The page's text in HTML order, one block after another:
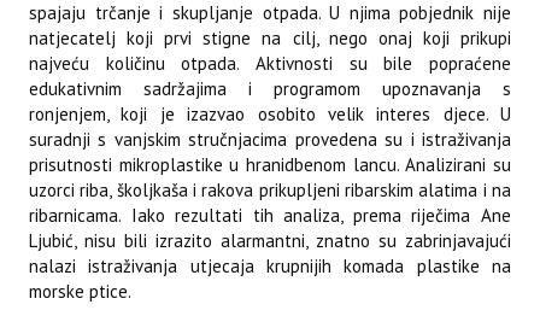
spajaju trčanje i skupljanje otpada. U njima pobjednik nije
natjecatelj koji prvi stigne na cilj, nego onaj koji prikupi
najveću količinu otpada. Aktivnosti su bile popraćene
edukativnim sadržajima i programom upoznavanja s
ronjenjem, koji je izazvao osobito velik interes djece. U
suradnji s vanjskim stručnjacima provedena su i istraživanja
prisutnosti mikroplastike u hranidbenom lancu. Analizirani su
uzorci riba, školjkaša i rakova prikupljeni ribarskim alatima i na
ribarnicama. Iako rezultati tih analiza, prema riječima Ane
Ljubić, nisu bili izrazito alarmantni, znatno su zabrinjavajući
nalazi istraživanja utjecaja krupnijih komada plastike na
morske ptice.